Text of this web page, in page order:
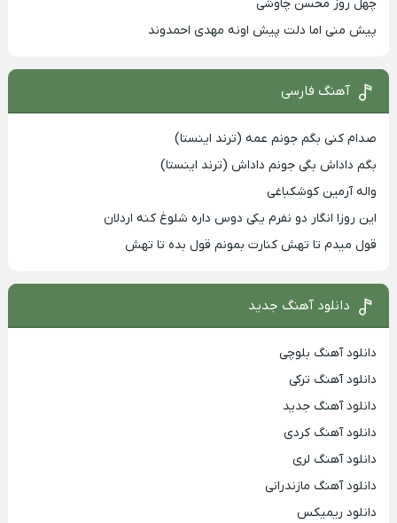
چهل روز محسن چاوشی
پیش منی اما دلت پیش اونه مهدی احمدوند
آهنگ فارسی
صدام کنی بگم جونم عمه (ترند اینستا)
بگم داداش بگی جونم داداش (ترند اینستا)
واله آرمین کوشکباغی
این روزا انگار دو نفرم یکی دوس داره شلوغ کنه اردلان
قول میدم تا تهش کنارت بمونم قول بده تا تهش
دانلود آهنگ جدید
دانلود آهنگ بلوچی
دانلود آهنگ ترکی
دانلود آهنگ جدید
دانلود آهنگ کردی
دانلود آهنگ لری
دانلود آهنگ مازندرانی
دانلود ریمیکس